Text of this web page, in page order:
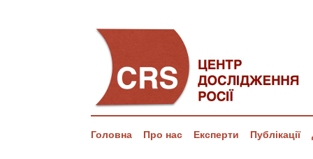
Головна Про нас Експерти Публікації